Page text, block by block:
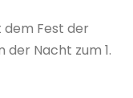
Fest der
Nacht zum 1.